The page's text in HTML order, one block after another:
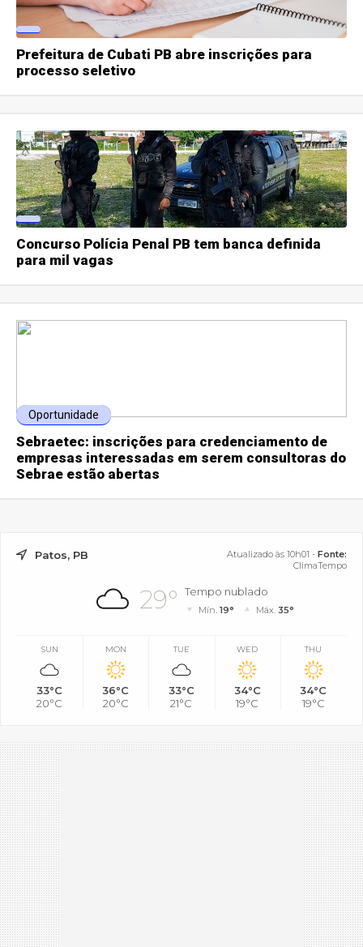
Prefeitura de Cubati PB abre inscrições para
processo seletivo
Concurso Polícia Penal PB tem banca definida
para mil vagas
Oportunidade
Sebraetec: inscrições para credenciamento de
empresas interessadas em serem consultoras do
Sebrae estão abertas
Patos, PB Atualizado às 10h01 - Fonte:
ClimaTempo
29° Tempo nublado
Mín.19° Máx. 35°
SUN
33°C
20°C
MON
36°C
20°C
TUE
33°C
21°C
WED
34°C
19°C
THU
34°C
19°C